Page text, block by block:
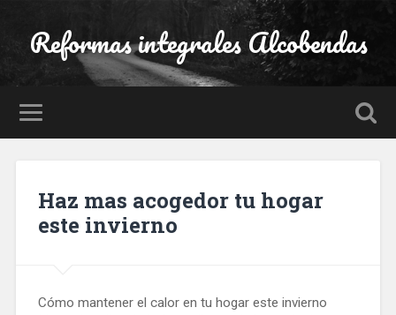
Reformas integrales Alcobendas
Haz mas acogedor tu hogar
este invierno
Cómo mantener el calor en tu hogar este invierno